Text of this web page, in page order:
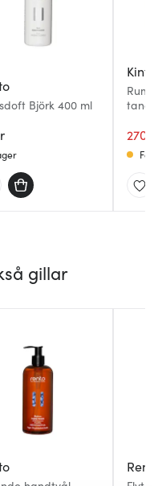
Björk 400 ml
Kinfill
270
Få
gillar